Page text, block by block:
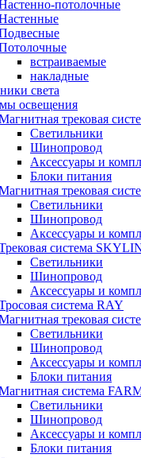
потолочные
встраиваемые
накладные
света
освещения
трековая
Светильники
Шинопровод
Аксессуары и
Блоки питания
трековая
Светильники
Шинопровод
Аксессуары и
система
Светильники
Шинопровод
Аксессуары и
система RAY
трековая
Светильники
Шинопровод
Аксессуары и
Блоки питания
система
Светильники
Шинопровод
Аксессуары и
Блоки питания